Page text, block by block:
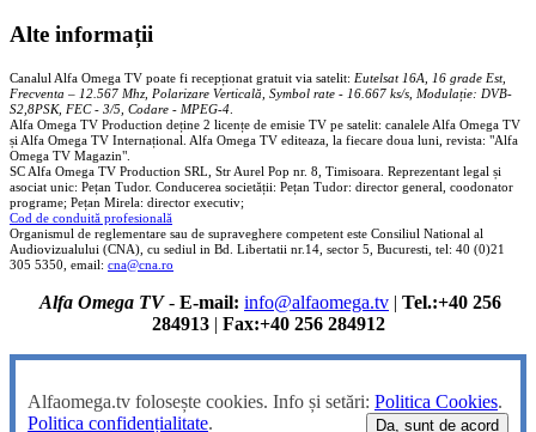
Alte informații
Canalul Alfa Omega TV poate fi recepționat gratuit via satelit: Eutelsat 16A, 16 grade Est,
Frecventa – 12.567 Mhz, Polarizare Verticală, Symbol rate - 16.667 ks/s, Modulație: DVB-
S2,8PSK, FEC - 3/5, Codare - MPEG-4
Alfa Omega TV Production deține 2 licențe de emisie TV pe satelit: canalele Alfa Omega TV
și Alfa Omega TV Internațional. Alfa Omega TV editeaza, la fiecare doua luni, revista: "Alfa
Omega TV Magazin".
SC Alfa Omega TV Production SRL, Str Aurel Pop nr. 8, Timisoara. Reprezentant legal și
asociat unic: Pețan Tudor. Conducerea societății: Pețan Tudor: director general, coodonator
programe; Pețan Mirela: director executiv;
Cod de conduită profesională
Organismul de reglementare sau de supraveghere competent este Consiliul National al
Audiovizualului (CNA), cu sediul in Bd. Libertatii nr.14, sector 5, Bucuresti, tel: 40 (0)21
305 5350, email: cna@cna.ro
Alfa Omega TV- E-mail: info@alfaomega.tv | Tel.:+40 256
284913| Fax:+40 256 284912
Alfaomega.tv folosește cookies. Info și setări: Politica Cookies.
Politica confidențialitate. Da, sunt de acord